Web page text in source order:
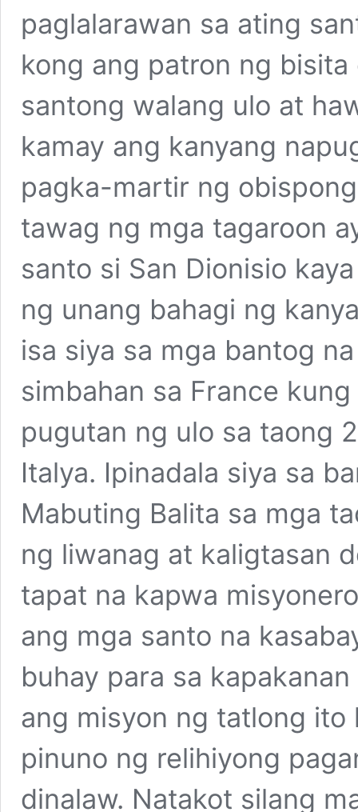
paglalarawan sa ating
kong ang patron ng
santong walang ulo at
kamay ang kanyang
pagka-martir ng
tawag ng mga tagaroon
santo si San Dionisio
ng unang bahagi ng
isa siya sa mga bantog
simbahan sa France
pugutan ng ulo sa taong
Italya. Ipinadala siya sa
Mabuting Balita sa mga
ng liwanag at kaligtasan
tapat na kapwa
ang mga santo na
buhay para sa
ang misyon ng tatlong ito
pinuno ng relihiyong
dinalaw. Natakot silang